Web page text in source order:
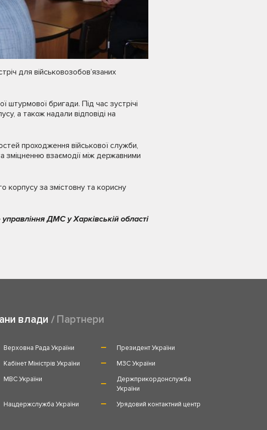
для військовозобов’язаних
штурмової бригади. Під час зустрічі
а також надали відповіді на
проходження військової служби,
зміцненню взаємодії між державними
корпусу за змістовну та корисну
ДМС у Харківській області
влади Партнери
Верховна Рада України
Президент України
Кабінет Міністрів України
МЗС України
МВС України
Держприкордонслужба
України
Нацдержслужба України
Урядовий контактний центр